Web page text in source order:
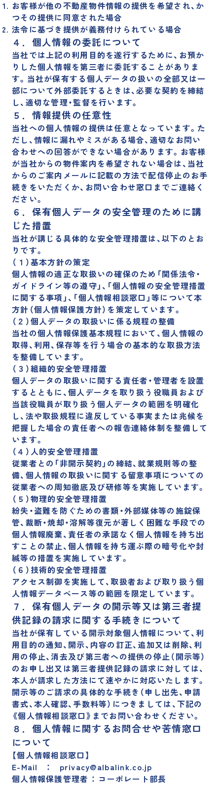
お客様が他の不動産物件情報の提供を希望され、か
つその提供に同意された場合
法令に基づき提供が義務付けられている場合
４．個人情報の委託について
当社では上記の利用目的を遂行するために、お預か
りした個人情報を第三者に委託することがありま
す。当社が保有する個人データの扱いの全部又は一
部について外部委託するときは、必要な契約を締結
し、適切な管理・監督を行います。
５．情報提供の任意性
当社への個人情報の提供は任意となっています。た
だし、情報に漏れやミスがある場合、適切なお問い
合わせへの回答ができない場合があります。お客様
が当社からの物件案内を希望されない場合は、当社
からのご案内メールに記載の方法で配信停止のお手
続きをいただくか、お問い合わせ窓口までご連絡く
ださい。
６．保有個人データの安全管理のために講
じた措置
当社が講じる具体的な安全管理措置は、以下のとお
りです。
（１）基本方針の策定
個人情報の適正な取扱いの確保のため「関係法令・
ガイドライン等の遵守」、「個人情報の安全管理措置
に関する事項」、「個人情報相談窓口」等について本
方針（個人情報保護方針）を策定しています。
（２）個人データの取扱いに係る規程の整備
当社の個人情報保護基本規程において、個人情報の
取得、利用、保存等を行う場合の基本的な取扱方法
を整備しています。
（３）組織的安全管理措置
個人データの取扱いに関する責任者・管理者を設置
するとともに、個人データを取り扱う役職員および
当該役職員が取り扱う個人データの範囲を明確化
し、法や取扱規程に違反している事実または兆候を
把握した場合の責任者への報告連絡体制を整備して
います。
（４）人的安全管理措置
従業者との「非開示契約」の締結、就業規則等の整
備、個人情報の取扱いに関する留意事項についての
従業者への周知徹底及び研修等を実施しています。
（５）物理的安全管理措置
紛失・盗難を防ぐための書類・外部媒体等の施錠保
管、裁断・焼却・溶解等復元が著しく困難な手段での
個人情報廃棄、責任者の承諾なく個人情報を持ち出
すことの禁止、個人情報を持ち運ぶ際の暗号化や封
緘等の措置を実施しています。
（６）技術的安全管理措置
アクセス制御を実施して、取扱者および取り扱う個
人情報データベース等の範囲を限定しています。
７．保有個人データの開示等又は第三者提
供記録の請求に関する手続きについて
当社が保有している開示対象個人情報について、利
用目的の通知、開示、内容の訂正、追加又は削除、利
用の停止、消去及び第三者への提供の停止（開示等）
のお申し出又は第三者提供記録の請求に対しては、
本人が請求した方法にて速やかに対応いたします。
開示等のご請求の具体的な手続き（申し出先、申請
書式、本人確認、手数料等）につきましては、下記の
《個人情報相談窓口》までお問い合わせください。
８．個人情報に関するお問合せや苦情窓口
について
【個人情報相談窓口】
E-Mail ： privacy@albalink.co.jp
個人情報保護管理者 ： コーポレート部長